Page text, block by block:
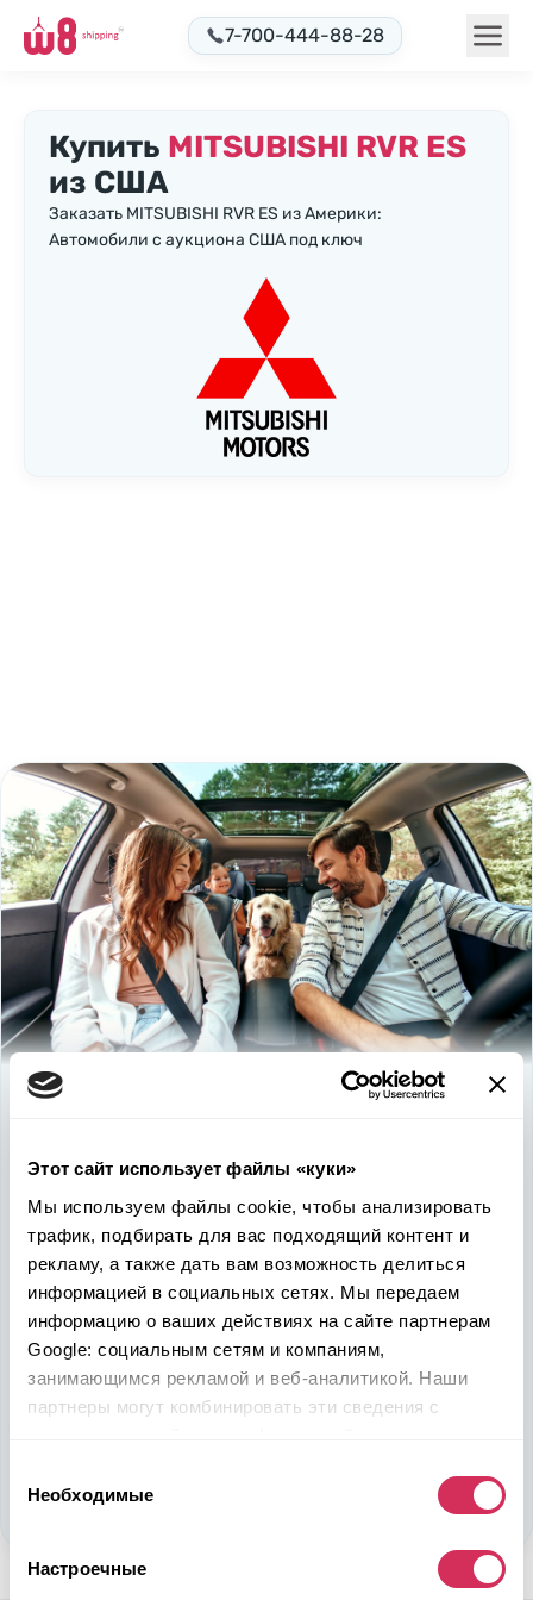
Этот сайт использует файлы «куки»
Мы используем файлы cookie, чтобы анализировать
трафик, подбирать для вас подходящий контент и
рекламу, а также дать вам возможность делиться
информацией в социальных сетях. Мы передаем
информацию о ваших действиях на сайте партнерам
Google: социальным сетям и компаниям,
занимающимся рекламой и веб-аналитикой. Наши
партнеры могут комбинировать эти сведения с
вами их сервисов.
согласия
Необходимые
Настроечные
7-700-444-88-28
Купить MITSUBISHI RVR ES
из США
Заказать MITSUBISHI RVR ES из Америки:
Автомобили с аукциона США под ключ
Используйте
возможность
Надежность, эффективность и слаженность процессов
откроет перед вами дополнительные перспективы. Кроме
ожидаемого результата, вы получите реальные выгоды.
Внедрение Американского стандарта на авторынке
Казахстана станет эрой больших возможностей
казахстанцев, чтобы реализовать свой потенциал в
полную силу.
Подобрать авто